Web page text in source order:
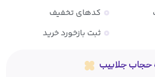
کدهای تخفیف
ثبت بازخورد خرید
حجاب جلابیب